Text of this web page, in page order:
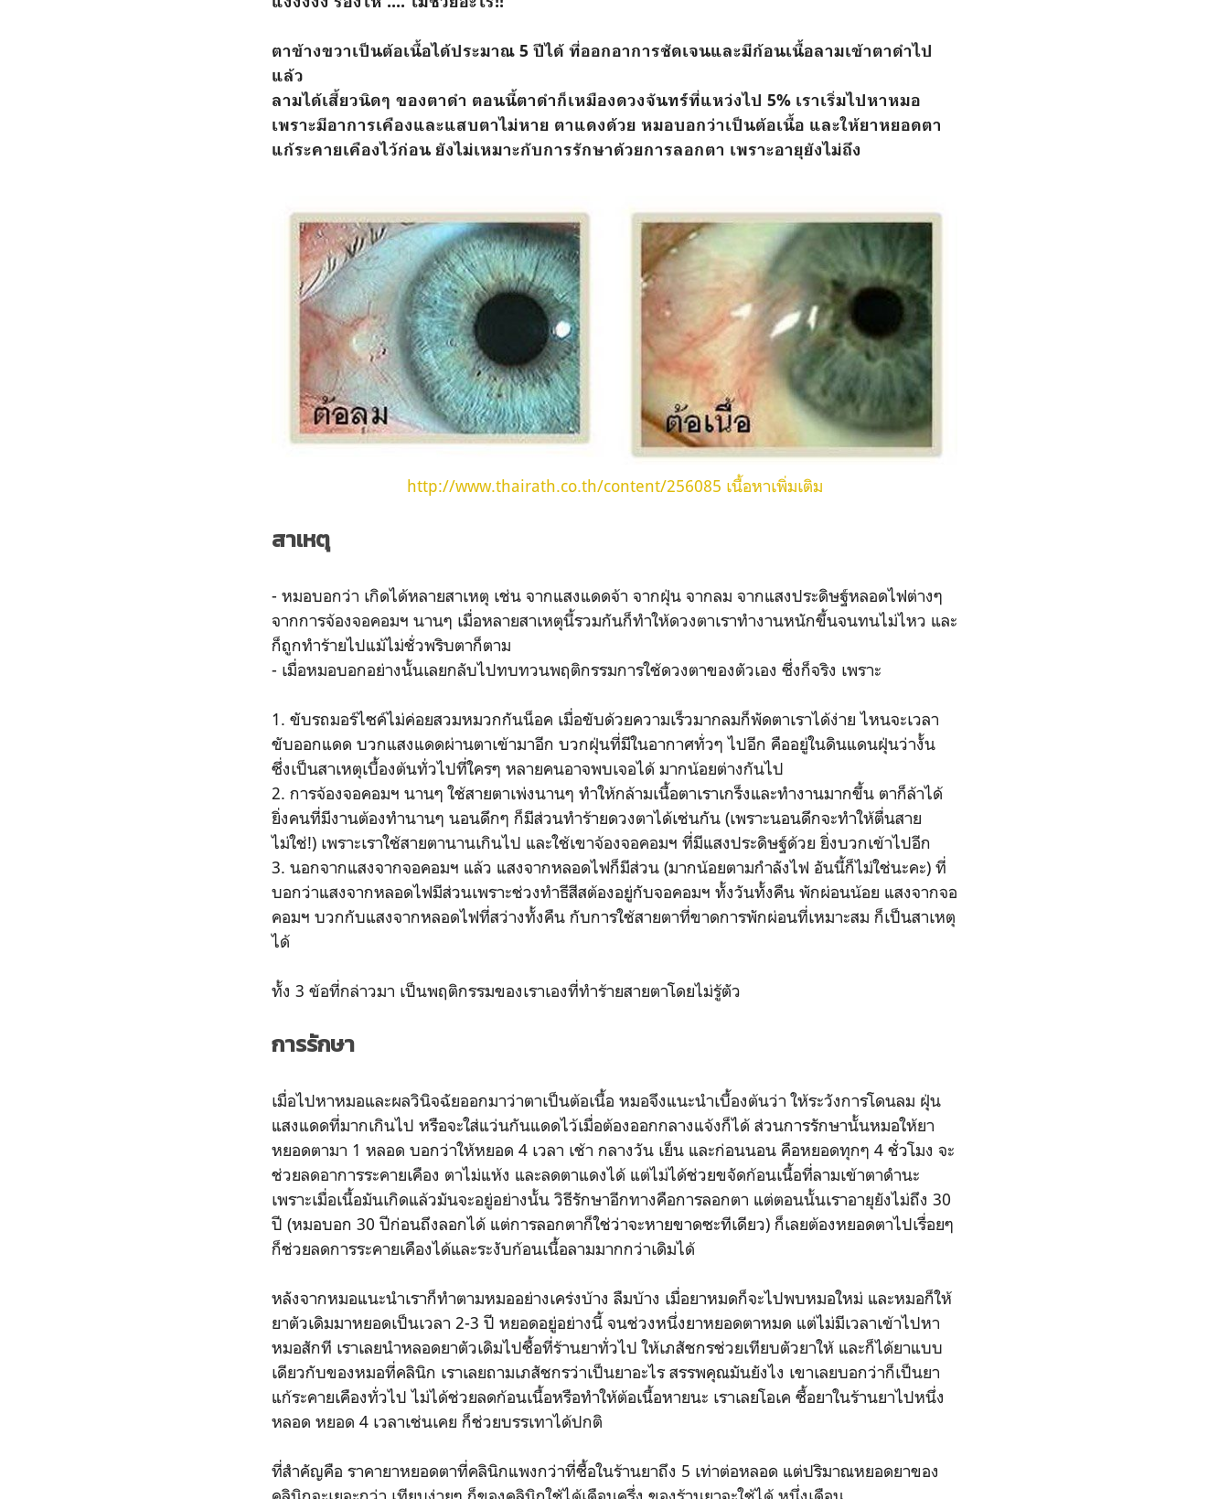
ตาข้างขวาเป็นต้อเนื้อได้ประมาณ 5 ปีได้ ที่ออกอาการชัดเจนและมีก้อนเนื้อลามเข้าตาดำไป
แล้ว
ลามได้เสี้ยวนิดๆ ของตาดำ ตอนนี้ตาดำก็เหมืองดวงจันทร์ที่แหว่งไป 5% เราเริ่มไปหาหมอ
เพราะมีอาการเคืองและแสบตาไม่หาย ตาแดงด้วย หมอบอกว่าเป็นต้อเนื้อ และให้ยาหยอดตา
แก้ระคายเคืองไว้ก่อน ยังไม่เหมาะกับการรักษาด้วยการลอกตา เพราะอายุยังไม่ถึง
http://www.thairath.co.th/content/256085 เนื้อหาเพิ่มเติม
สาเหตุ
- หมอบอกว่า เกิดได้หลายสาเหตุ เช่น จากแสงแดดจ้า จากฝุ่น จากลม จากแสงประดิษฐ์หลอดไฟต่างๆ
จากการจ้องจอคอมฯ นานๆ เมื่อหลายสาเหตุนี้รวมกันก็ทำให้ดวงตาเราทำงานหนักขึ้นจนทนไม่ไหว และ
ก็ถูกทำร้ายไปแม้ไม่ชั่วพริบตาก็ตาม
- เมื่อหมอบอกอย่างนั้นเลยกลับไปทบทวนพฤติกรรมการใช้ดวงตาของตัวเอง ซึ่งก็จริง เพราะ
1. ขับรถมอร์ไซค์ไม่ค่อยสวมหมวกกันน็อค เมื่อขับด้วยความเร็วมากลมก็พัดตาเราได้ง่าย ไหนจะเวลา
ขับออกแดด บวกแสงแดดผ่านตาเข้ามาอีก บวกฝุ่นที่มีในอากาศทั่วๆ ไปอีก คืออยู่ในดินแดนฝุ่นว่างั้น
ซึ่งเป็นสาเหตุเบื้องต้นทั่วไปที่ใครๆ หลายคนอาจพบเจอได้ มากน้อยต่างกันไป
2. การจ้องจอคอมฯ นานๆ ใช้สายตาเพ่งนานๆ ทำให้กล้ามเนื้อตาเราเกร็งและทำงานมากขึ้น ตาก็ล้าได้
ยิ่งคนที่มีงานต้องทำนานๆ นอนดึกๆ ก็มีส่วนทำร้ายดวงตาได้เช่นกัน (เพราะนอนดึกจะทำให้ตื่นสาย
ไม่ใช่!) เพราะเราใช้สายตานานเกินไป และใช้เขาจ้องจอคอมฯ ที่มีแสงประดิษฐ์ด้วย ยิ่งบวกเข้าไปอีก
3. นอกจากแสงจากจอคอมฯ แล้ว แสงจากหลอดไฟก็มีส่วน (มากน้อยตามกำลังไฟ อันนี้ก็ไม่ใช่นะคะ) ที่
บอกว่าแสงจากหลอดไฟมีส่วนเพราะช่วงทำธีสีสต้องอยู่กับจอคอมฯ ทั้งวันทั้งคืน พักผ่อนน้อย แสงจากจอ
คอมฯ บวกกับแสงจากหลอดไฟที่สว่างทั้งคืน กับการใช้สายตาที่ขาดการพักผ่อนที่เหมาะสม ก็เป็นสาเหตุ
ได้
ทั้ง 3 ข้อที่กล่าวมา เป็นพฤติกรรมของเราเองที่ทำร้ายสายตาโดยไม่รู้ตัว
การรักษา
เมื่อไปหาหมอและผลวินิจฉัยออกมาว่าตาเป็นต้อเนื้อ หมอจึงแนะนำเบื้องต้นว่า ให้ระวังการโดนลม ฝุ่น
แสงแดดที่มากเกินไป หรือจะใส่แว่นกันแดดไว้เมื่อต้องออกกลางแจ้งก็ได้ ส่วนการรักษานั้นหมอให้ยา
หยอดตามา 1 หลอด บอกว่าให้หยอด 4 เวลา เช้า กลางวัน เย็น และก่อนนอน คือหยอดทุกๆ 4 ชั่วโมง จะ
ช่วยลดอาการระคายเคือง ตาไม่แห้ง และลดตาแดงได้ แต่ไม่ได้ช่วยขจัดก้อนเนื้อที่ลามเข้าตาดำนะ
เพราะเมื่อเนื้อมันเกิดแล้วมันจะอยู่อย่างนั้น วิธีรักษาอีกทางคือการลอกตา แต่ตอนนั้นเราอายุยังไม่ถึง 30
ปี (หมอบอก 30 ปีก่อนถึงลอกได้ แต่การลอกตาก็ใช่ว่าจะหายขาดซะทีเดียว) ก็เลยต้องหยอดตาไปเรื่อยๆ
ก็ช่วยลดการระคายเคืองได้และระงับก้อนเนื้อลามมากกว่าเดิมได้
หลังจากหมอแนะนำเราก็ทำตามหมออย่างเคร่งบ้าง ลืมบ้าง เมื่อยาหมดก็จะไปพบหมอใหม่ และหมอก็ให้
ยาตัวเดิมมาหยอดเป็นเวลา 2-3 ปี หยอดอยู่อย่างนี้ จนช่วงหนึ่งยาหยอดตาหมด แต่ไม่มีเวลาเข้าไปหา
หมอสักที เราเลยนำหลอดยาตัวเดิมไปซื้อที่ร้านยาทั่วไป ให้เภสัชกรช่วยเทียบตัวยาให้ และก็ได้ยาแบบ
เดียวกับของหมอที่คลินิก เราเลยถามเภสัชกรว่าเป็นยาอะไร สรรพคุณมันยังไง เขาเลยบอกว่าก็เป็นยา
แก้ระคายเคืองทั่วไป ไม่ได้ช่วยลดก้อนเนื้อหรือทำให้ต้อเนื้อหายนะ เราเลยโอเค ซื้อยาในร้านยาไปหนึ่ง
หลอด หยอด 4 เวลาเช่นเคย ก็ช่วยบรรเทาได้ปกติ
ที่สำคัญคือ ราคายาหยอดตาที่คลินิกแพงกว่าที่ซื้อในร้านยาถึง 5 เท่าต่อหลอด แต่ปริมาณหยอดยาของ